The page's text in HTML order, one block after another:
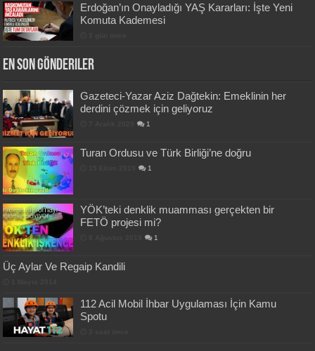
Erdoğan’ın Onayladığı YAŞ Kararları: İşte Yeni
Komuta Kademesi
En Son Gönderiler
Gazeteci-Yazar Aziz Dağtekin: Emeklinin her
derdini çözmek için geliyoruz
1
Turan Ordusu ve Türk Birliği’ne doğru
1
YÖK’teki denklik muamması gerçekten bir
FETÖ projesi mi?
1
Üç Aylar Ve Regaip Kandili
112 Acil Mobil İhbar Uygulaması İçin Kamu
Spotu